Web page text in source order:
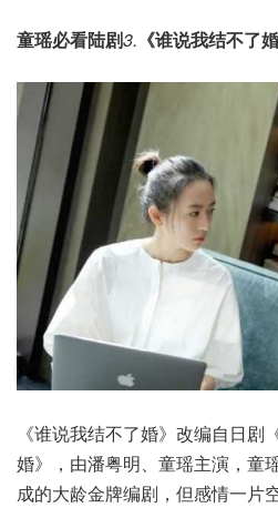
童瑶必看陆剧3. 《谁说我结不了婚
《谁说我结不了婚》改编自日剧
婚》，由潘粤明、童瑶主演，童
成的大龄金牌编剧，但感情一片